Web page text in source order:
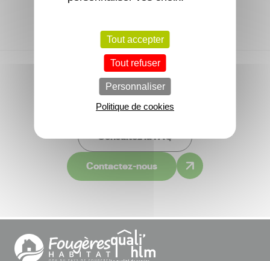
Vous avez une question ?
Consultez la FAQ
Contactez-nous
Tout accepter
Tout refuser
Personnaliser
Politique de cookies